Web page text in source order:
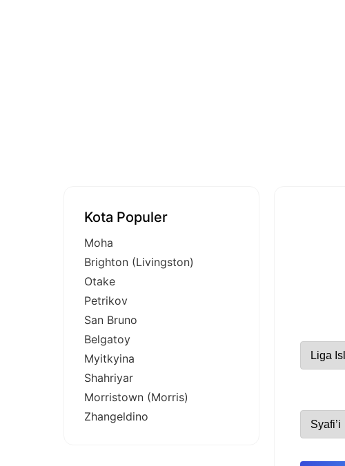
Kota Populer
Moha
Brighton (Livingston)
Otake
Petrikov
San Bruno
Belgatoy
Myitkyina
Shahriyar
Morristown (Morris)
Zhangeldino